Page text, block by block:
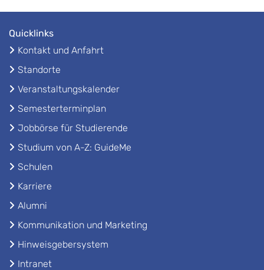
Quicklinks
Kontakt und Anfahrt
Standorte
Veranstaltungskalender
Semesterterminplan
Jobbörse für Studierende
Studium von A-Z: GuideMe
Schulen
Karriere
Alumni
Kommunikation und Marketing
Hinweisgebersystem
Intranet